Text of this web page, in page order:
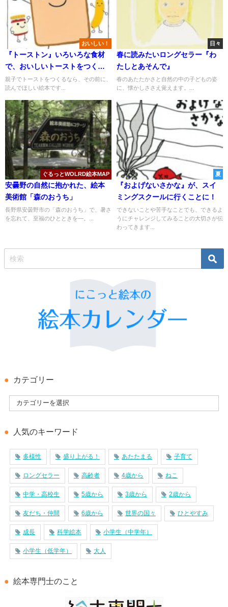
おいしい！
『トーストン』いろいろな食材
で、おいしいトーストをつくろ
う！
親子でトーストをつくるなら、その前に、
読んでほしい絵本です...
日々
春に読みたいロングセラー『わ
たしとあそんで』
春のあたたかさと自然の中の子どもの姿
に、懐かしささえ覚えます。...
ぐるっとWOLRD絵本MAP
安曇野の自然に抱かれた、絵本
美術館「森のおうち」
長野県安曇野市の「森のおうち」で、暑さ
を忘れて、至福のひとときを―。...
夏
『およげないさかな』が、スイ
ミングスクールに行くことに！
できないことや苦手なことでも、できるよ
うにチャレンジしてみることの大切さが伝
わってきます...
カテゴリー
人気のキーワード
多様性 盛り上がる！ あたたまる 子育て
ロングセラー 高齢者 4歳から ねこ
中学・高校生 5歳から 3歳から 2歳から
友だち・仲間 6歳から 世界の国々 ひとやすみ
成長 科学絵本 小学生（中学年）
小学生（低学年） 大人
絵本専門士のこと